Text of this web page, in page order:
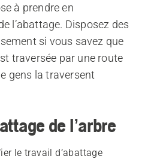
à prendre en
l’abattage. Disposez des
si vous savez que
traversée par une route
gens la traversent
de l’arbre
le travail d’abattage